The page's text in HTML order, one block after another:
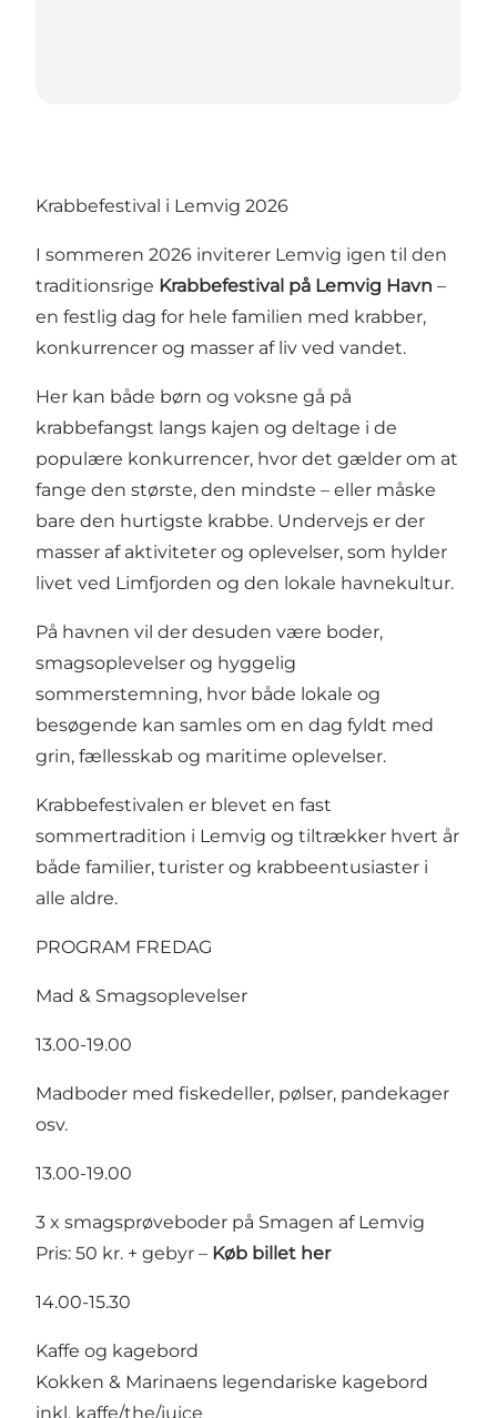
Krabbefestival i Lemvig 2026
I sommeren 2026 inviterer Lemvig igen til den
traditionsrige Krabbefestival på Lemvig Havn –
en festlig dag for hele familien med krabber,
konkurrencer og masser af liv ved vandet.
Her kan både børn og voksne gå på
krabbefangst langs kajen og deltage i de
populære konkurrencer, hvor det gælder om at
fange den største, den mindste – eller måske
bare den hurtigste krabbe. Undervejs er der
masser af aktiviteter og oplevelser, som hylder
livet ved Limfjorden og den lokale havnekultur.
På havnen vil der desuden være boder,
smagsoplevelser og hyggelig
sommerstemning, hvor både lokale og
besøgende kan samles om en dag fyldt med
grin, fællesskab og maritime oplevelser.
Krabbefestivalen er blevet en fast
sommertradition i Lemvig og tiltrækker hvert år
både familier, turister og krabbeentusiaster i
alle aldre.
PROGRAM FREDAG
Mad & Smagsoplevelser
13.00-19.00
Madboder med fiskedeller, pølser, pandekager
osv.
13.00-19.00
3 x smagsprøveboder på Smagen af Lemvig
Pris: 50 kr. + gebyr – Køb billet her
14.00-15.30
Kaffe og kagebord
Kokken & Marinaens legendariske kagebord
inkl. kaffe/the/juice